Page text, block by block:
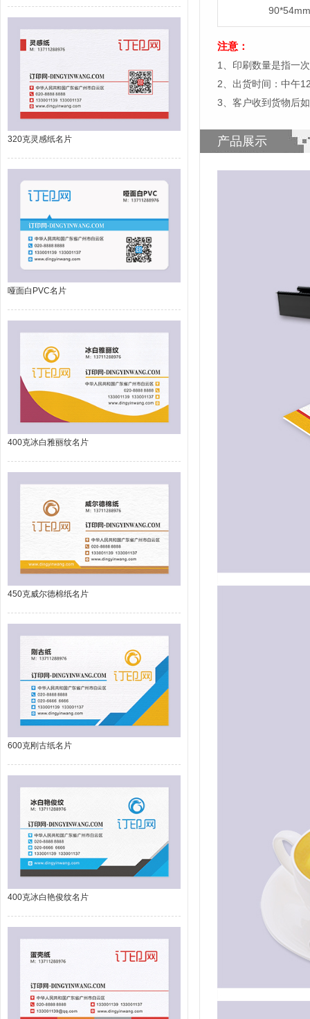
320克灵感纸名片
哑面白PVC名片
400克冰白雅丽纹名片
450克威尔德棉纸名片
600克刚古纸名片
400克冰白艳俊纹名片
90*54mm
注意：
1、印刷数量是指一
2、出货时间：中午
3、客户收到货物后
产品展示